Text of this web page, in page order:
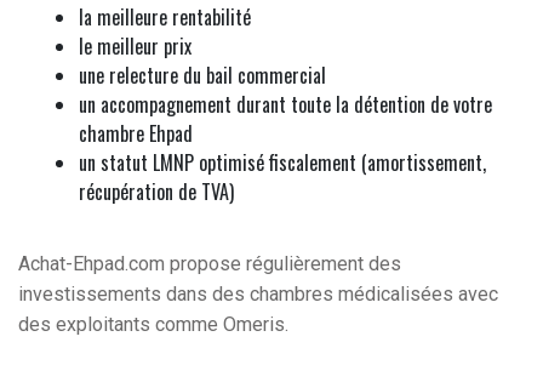
la meilleure rentabilité
le meilleur prix
une relecture du bail commercial
un accompagnement durant toute la détention de votre
chambre Ehpad
un statut LMNP optimisé fiscalement (amortissement,
récupération de TVA)
Achat-Ehpad.com propose régulièrement des
investissements dans des chambres médicalisées avec
des exploitants comme Omeris.